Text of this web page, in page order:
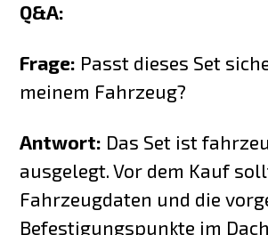
Q&A:
Frage: Passt dieses Set
meinem Fahrzeug?
Antwort: Das Set ist
ausgelegt. Vor dem Kauf
Fahrzeugdaten und die
Befestigungspunkte im